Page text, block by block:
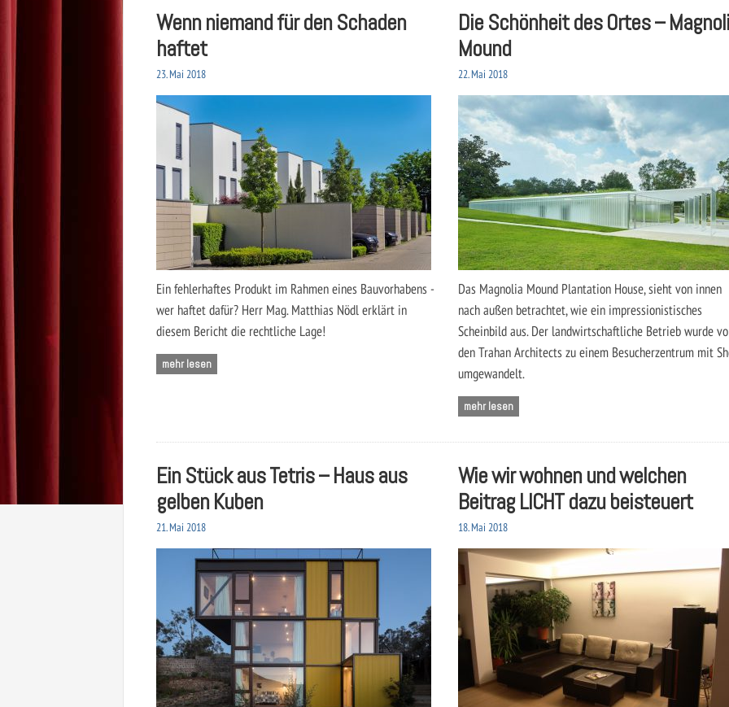
Wenn niemand für den Schaden
haftet
23. Mai 2018
Ein fehlerhaftes Produkt im Rahmen eines Bauvorhabens -
wer haftet dafür? Herr Mag. Matthias Nödl erklärt in
diesem Bericht die rechtliche Lage!
mehr lesen
Die Schönheit des Ortes –
Mound
22. Mai 2018
Das Magnolia Mound Plantation House, sieht von innen
nach außen betrachtet, wie ein impressionistisches
Scheinbild aus. Der landwirtschaftliche Betrieb wurde
den Trahan Architects zu einem Besucherzentrum mit
umgewandelt.
mehr lesen
Ein Stück aus Tetris – Haus aus
gelben Kuben
21. Mai 2018
Wie wir wohnen und welchen
Beitrag LICHT dazu beisteuert
18. Mai 2018